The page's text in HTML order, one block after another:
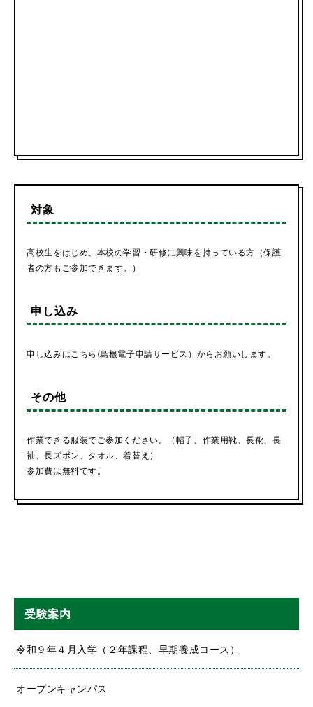
対象
高校生をはじめ、本校の学習・研修に興味を持っている方（保護
者の方もご参加できます。）
申し込み
申し込みはこちら(島根電子申請サービス） からお願いします。
その他
作業できる服装でご参加ください。（帽子、作業用靴、長靴、長
袖、長ズボン、タオル、着替え）
参加費は無料です。
受験案内
令和９年４月入学（２年課程、早期養成コース）
オープンキャンパス